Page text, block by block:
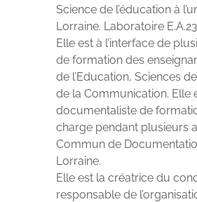
Science de l’éducation à
Lorraine. Laboratoire
Elle est à l’interface de
de formation des
de l’Education, Sciences
de la Communication. Elle
documentaliste de
charge pendant plusieurs
Commun de
Lorraine.
Elle est la créatrice du
responsable de